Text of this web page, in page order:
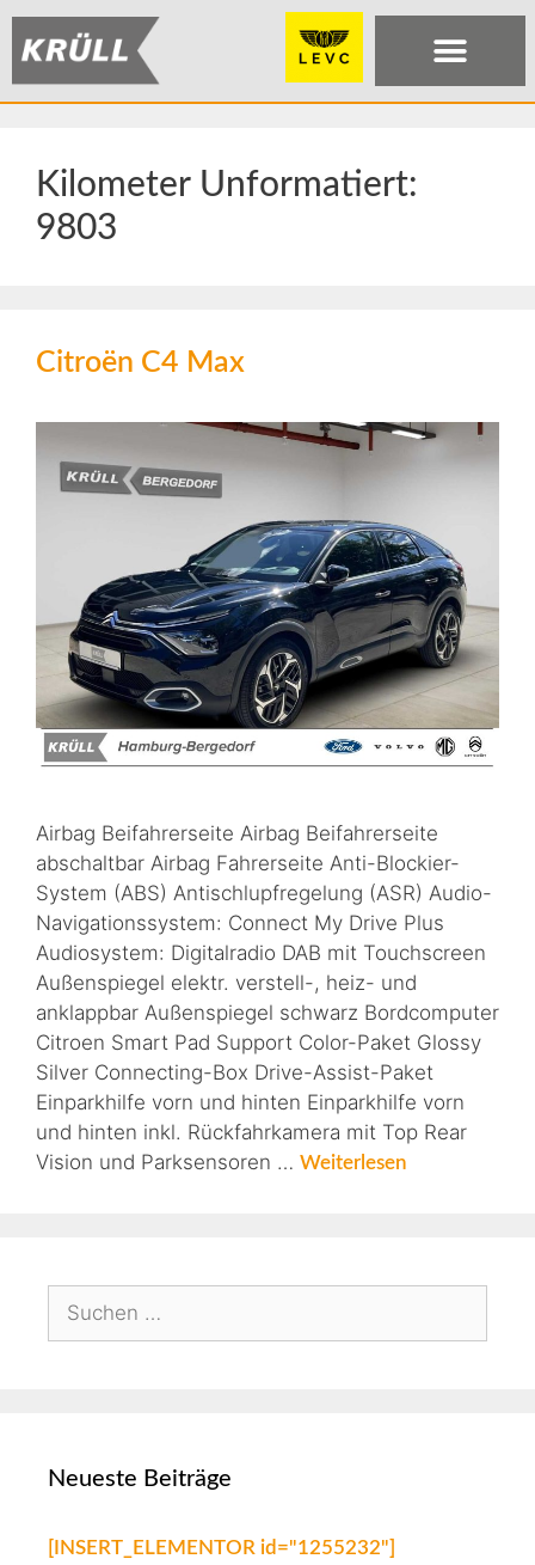
Kilometer Unformatiert:
9803
Citroën C4 Max
Airbag Beifahrerseite Airbag Beifahrerseite
abschaltbar Airbag Fahrerseite Anti-Blockier-
System (ABS) Antischlupfregelung (ASR) Audio-
Navigationssystem: Connect My Drive Plus
Audiosystem: Digitalradio DAB mit Touchscreen
Außenspiegel elektr. verstell-, heiz- und
anklappbar Außenspiegel schwarz Bordcomputer
Citroen Smart Pad Support Color-Paket Glossy
Silver Connecting-Box Drive-Assist-Paket
Einparkhilfe vorn und hinten Einparkhilfe vorn
und hinten inkl. Rückfahrkamera mit Top Rear
Vision und Parksensoren … Weiterlesen
Neueste Beiträge
[INSERT_ELEMENTOR id="1255232"]